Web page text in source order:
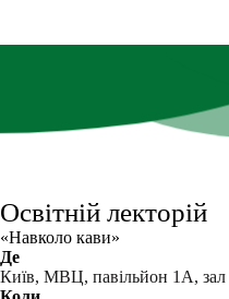
Освітній лекторій
«Навколо кави»
Де
Київ, МВЦ, павільйон 1А, зал